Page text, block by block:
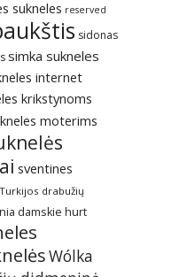
sukneles reserved
sidonas
simka sukneles
internet
krikstynoms
moterims
sventines
Turkijos drabužių
damskie hurt
Wólka